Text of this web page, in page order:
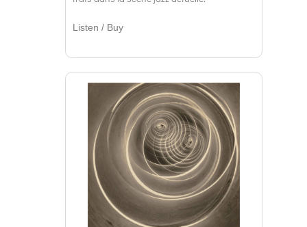
Listen / Buy